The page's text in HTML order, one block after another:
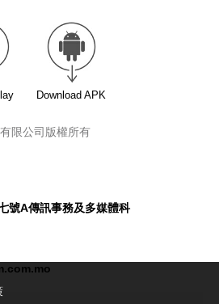
Download APK
限公司版權所有
號A傳訊事務及多媒體科